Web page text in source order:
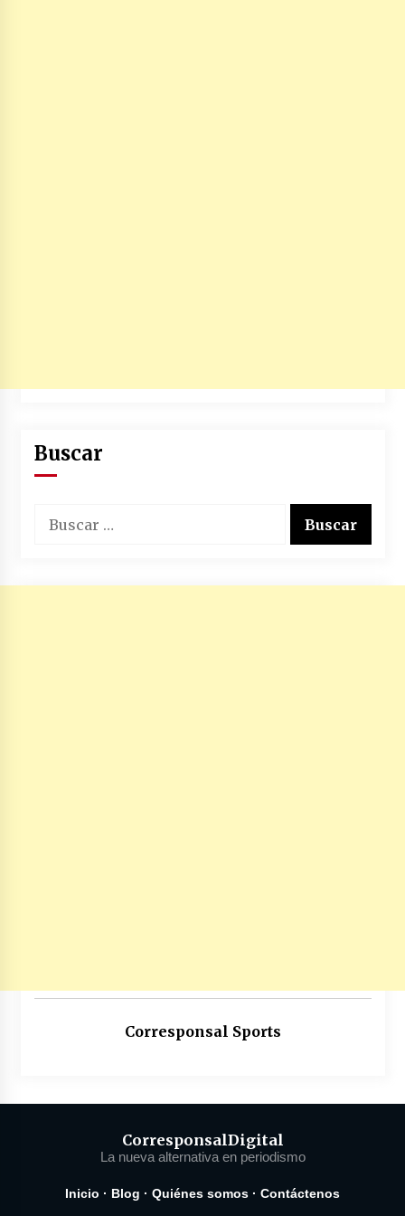
Buscar
Corresponsal Sports
CorresponsalDigital
La nueva alternativa en periodismo
Inicio · Blog · Quiénes somos · Contáctenos